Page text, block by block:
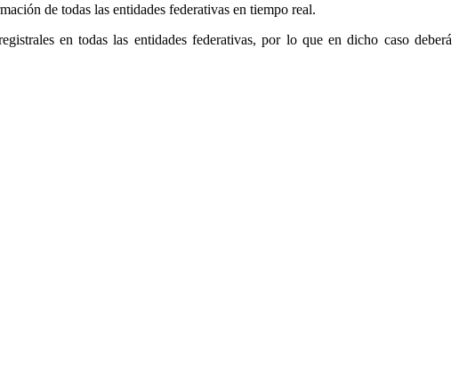
de todas las entidades federativas en tiempo real.
en todas las entidades federativas, por lo que en dicho caso deberá